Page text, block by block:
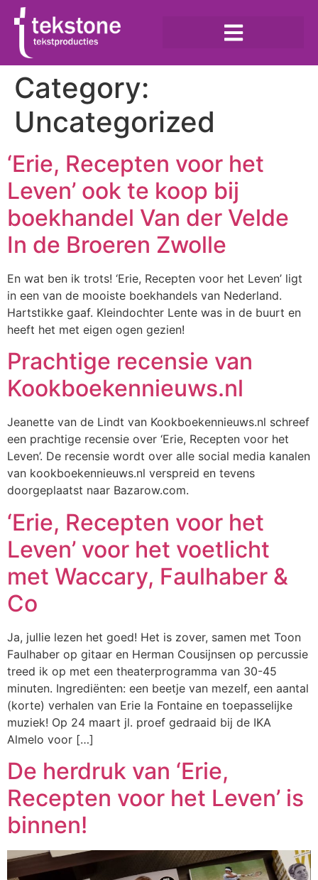
Category:
Uncategorized
‘Erie, Recepten voor het
Leven’ ook te koop bij
boekhandel Van der Velde
In de Broeren Zwolle
En wat ben ik trots! ‘Erie, Recepten voor het Leven’ ligt
in een van de mooiste boekhandels van Nederland.
Hartstikke gaaf. Kleindochter Lente was in de buurt en
heeft het met eigen ogen gezien!
Prachtige recensie van
Kookboekennieuws.nl
Jeanette van de Lindt van Kookboekennieuws.nl schreef
een prachtige recensie over ‘Erie, Recepten voor het
Leven’. De recensie wordt over alle social media kanalen
van kookboekennieuws.nl verspreid en tevens
doorgeplaatst naar Bazarow.com.
‘Erie, Recepten voor het
Leven’ voor het voetlicht
met Waccary, Faulhaber &
Co
Ja, jullie lezen het goed! Het is zover, samen met Toon
Faulhaber op gitaar en Herman Cousijnsen op percussie
treed ik op met een theaterprogramma van 30-45
minuten. Ingrediënten: een beetje van mezelf, een aantal
(korte) verhalen van Erie la Fontaine en toepasselijke
muziek! Op 24 maart jl. proef gedraaid bij de IKA
Almelo voor […]
De herdruk van ‘Erie,
Recepten voor het Leven’ is
binnen!